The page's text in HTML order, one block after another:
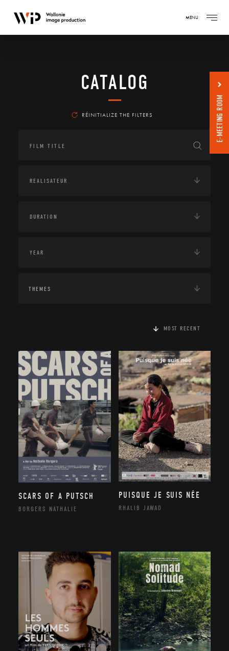
MENU
CATALOG
RÉINITIALIZE THE FILTERS
THEMES
MOST RECENT
SCARS OF A PUTSCH
BORGERS NATHALIE
PUISQUE JE SUIS NÉE
RHALIB JAWAD
E-MEETING ROOM